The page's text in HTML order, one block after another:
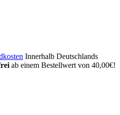
Innerhalb Deutschlands
ab einem Bestellwert von 40,00€!